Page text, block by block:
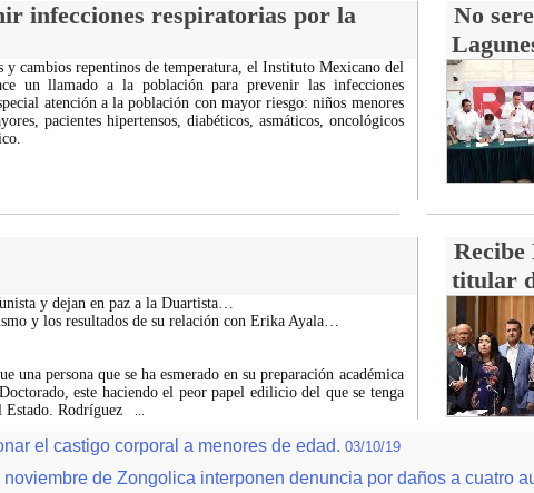
infecciones respiratorias por la
No
y cambios repentinos de temperatura, el Instituto Mexicano del
un llamado a la población para prevenir las infecciones
atención a la población con mayor riesgo: niños menores
pacientes hipertensos, diabéticos, asmáticos, oncológicos
titular
y dejan en paz a la Duartista…
y los resultados de su relación con Erika Ayala…
una persona que se ha esmerado en su preparación académica
este haciendo el peor papel edilicio del que se tenga
Estado. Rodríguez
el castigo corporal a menores de edad. 03/10/19
de Zongolica interponen denuncia por daños a cuatro